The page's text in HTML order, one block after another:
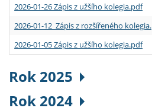
2026-01-26 Zápis z užšího kolegia.pdf
2026-01-12 Zápis z rozšířeného
2026-01-05 Zápis z užšího kolegia.pdf
Rok 2025
Rok 2024